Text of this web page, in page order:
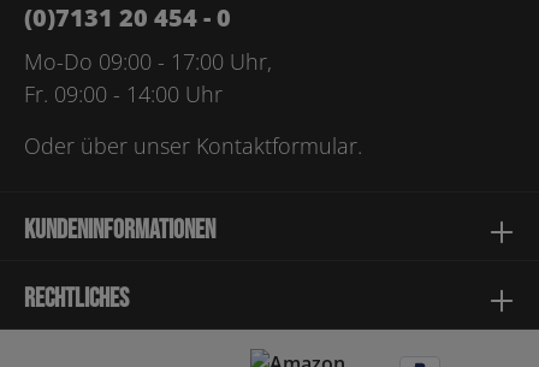
(0)7131 20 454 - 0
Mo-Do 09:00 - 17:00 Uhr,
Fr. 09:00 - 14:00 Uhr
Oder über unser Kontaktformular.
Kundeninformationen
Rechtliches